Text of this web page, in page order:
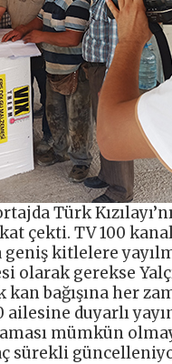
Türk
çekti. TV 100
geniş kitlelere
olarak gerekse
bağışına her
ailesine duyarlı
mümkün
sürekli